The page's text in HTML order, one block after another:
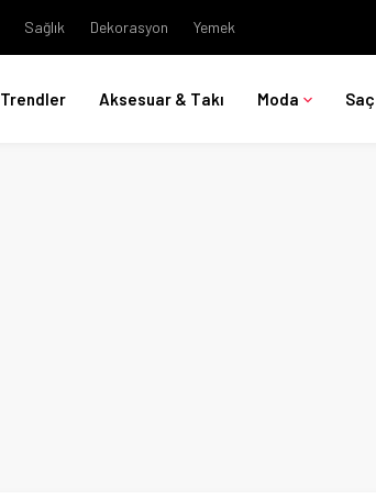
Sağlık Dekorasyon Yemek
Trendler Aksesuar & Takı Moda Saç